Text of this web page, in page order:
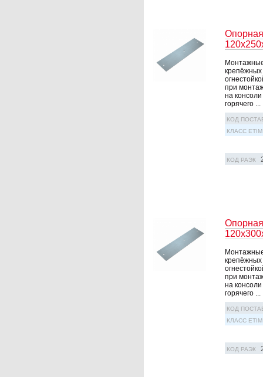
Опорная
при
на
горячего ...
КОД
КЛАСС ETIM
КОД РАЭК
Опорная
при
на
горячего ...
КОД
КЛАСС ETIM
КОД РАЭК